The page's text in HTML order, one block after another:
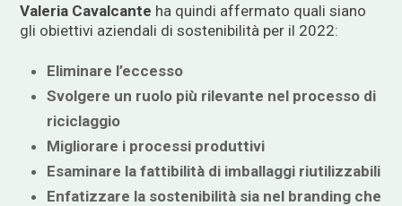
Valeria Cavalcante ha quindi affermato quali siano
gli obiettivi aziendali di sostenibilità per il 2022:
Eliminare l’eccesso
Svolgere un ruolo più rilevante nel processo di
riciclaggio
Migliorare i processi produttivi
Esaminare la fattibilità di imballaggi riutilizzabili
Enfatizzare la sostenibilità sia nel branding che